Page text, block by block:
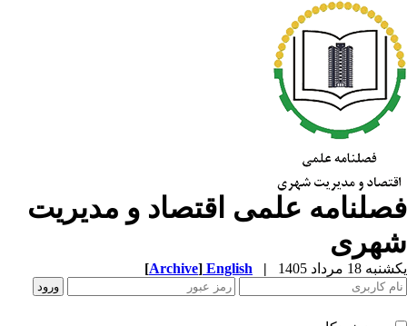
علمی اقتصاد و مدیریت
18 مرداد 1405 |
English
[Archive]